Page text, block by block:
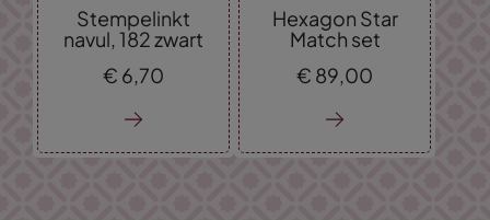
Stempelinkt
navul, 182 zwart
€ 6,70
Hexagon Star
Match set
€ 89,00